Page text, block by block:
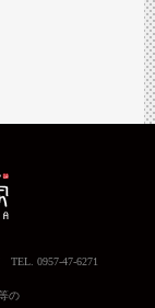
TEL. 0957-47-6271
の